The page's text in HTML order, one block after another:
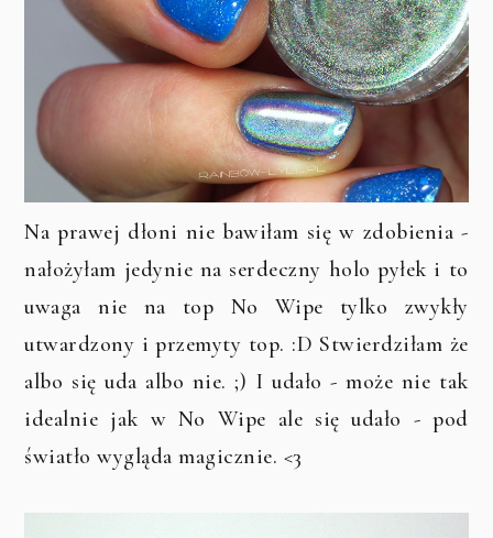
Na prawej dłoni nie bawiłam się w zdobienia -
nałożyłam jedynie na serdeczny holo pyłek i to
uwaga nie na top No Wipe tylko zwykły
utwardzony i przemyty top. :D Stwierdziłam że
albo się uda albo nie. ;) I udało - może nie tak
idealnie jak w No Wipe ale się udało - pod
światło wygląda magicznie. <3